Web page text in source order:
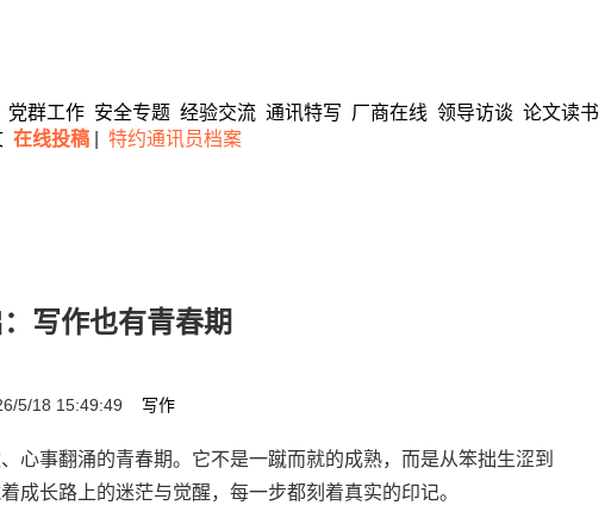
党群工作 安全专题 经验交流 通讯特写 厂商在线 领导访谈 论文读书
在线投稿 特约通讯员档案
写作也有青春期
5/18 15:49:49 写作
事翻涌的青春期。它不是一蹴而就的成熟，而是从笨拙生涩到
成长路上的迷茫与觉醒，每一步都刻着真实的印记。